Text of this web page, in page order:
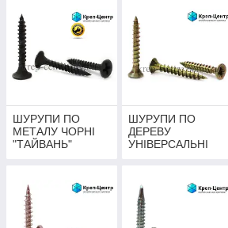
ШУРУПИ ПО
МЕТАЛУ ЧОРНІ
"ТАЙВАНЬ"
ШУРУПИ ПО
ДЕРЕВУ
УНІВЕРСАЛЬНІ